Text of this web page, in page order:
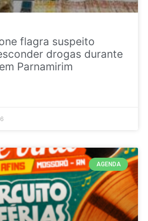
flagra suspeito
drogas durante
Parnamirim
AGENDA